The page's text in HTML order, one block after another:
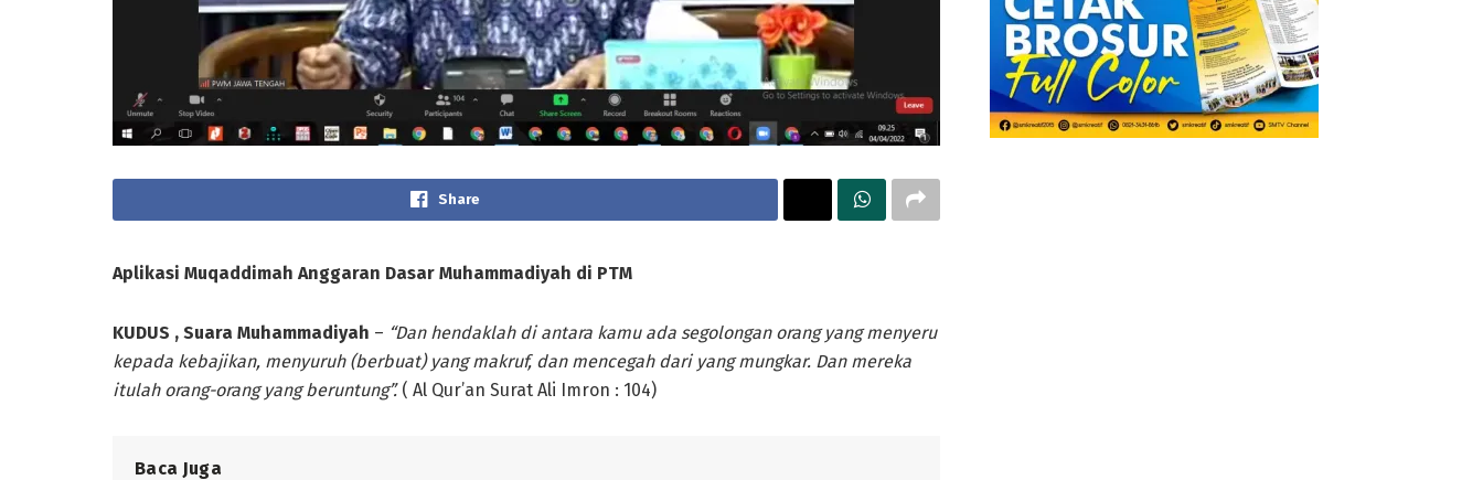
Share
Aplikasi Muqaddimah Anggaran Dasar Muhammadiyah di PTM
KUDUS , Suara Muhammadiyah – “Dan hendaklah di antara kamu ada segolongan orang yang menyeru
kepada kebajikan, menyuruh (berbuat) yang makruf, dan mencegah dari yang mungkar. Dan mereka
itulah orang-orang yang beruntung”.( Al Qur’an Surat Ali Imron : 104)
Baca Juga